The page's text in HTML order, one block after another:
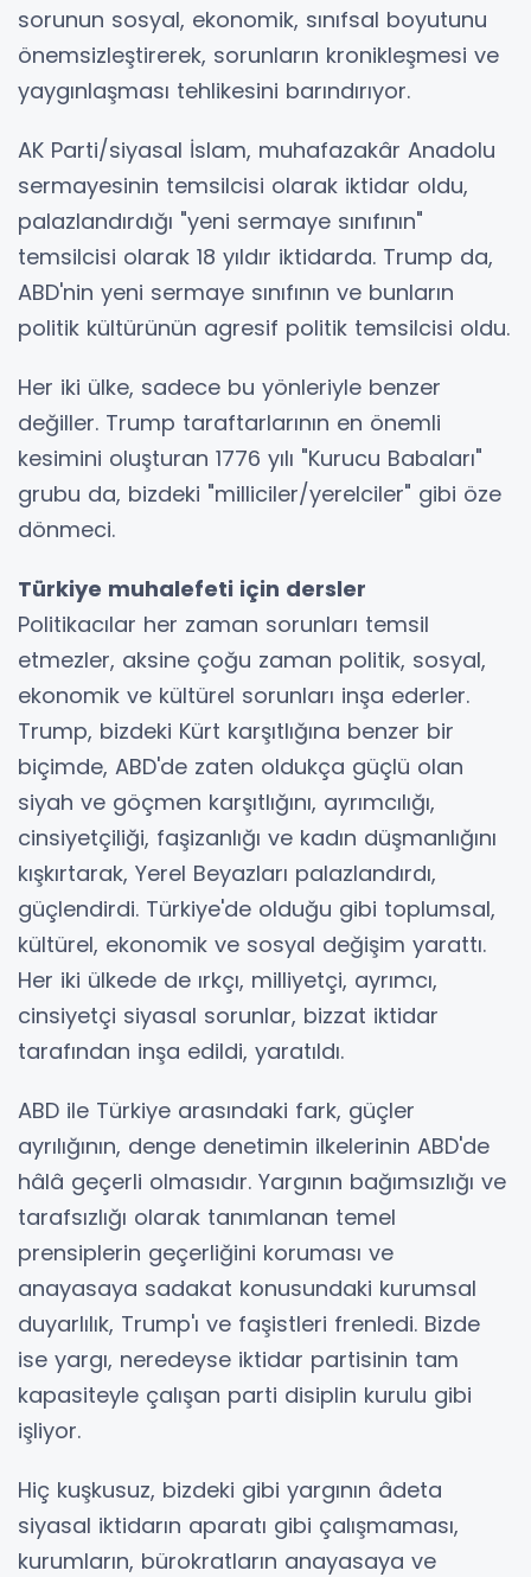
sorunun sosyal, ekonomik, sınıfsal boyutunu
önemsizleştirerek, sorunların kronikleşmesi ve
yaygınlaşması tehlikesini barındırıyor.
AK Parti/siyasal İslam, muhafazakâr Anadolu
sermayesinin temsilcisi olarak iktidar oldu,
palazlandırdığı "yeni sermaye sınıfının"
temsilcisi olarak 18 yıldır iktidarda. Trump da,
ABD'nin yeni sermaye sınıfının ve bunların
politik kültürünün agresif politik temsilcisi oldu.
Her iki ülke, sadece bu yönleriyle benzer
değiller. Trump taraftarlarının en önemli
kesimini oluşturan 1776 yılı "Kurucu Babaları"
grubu da, bizdeki "milliciler/yerelciler" gibi öze
dönmeci.
Türkiye muhalefeti için dersler
Politikacılar her zaman sorunları temsil
etmezler, aksine çoğu zaman politik, sosyal,
ekonomik ve kültürel sorunları inşa ederler.
Trump, bizdeki Kürt karşıtlığına benzer bir
biçimde, ABD'de zaten oldukça güçlü olan
siyah ve göçmen karşıtlığını, ayrımcılığı,
cinsiyetçiliği, faşizanlığı ve kadın düşmanlığını
kışkırtarak, Yerel Beyazları palazlandırdı,
güçlendirdi. Türkiye'de olduğu gibi toplumsal,
kültürel, ekonomik ve sosyal değişim yarattı.
Her iki ülkede de ırkçı, milliyetçi, ayrımcı,
cinsiyetçi siyasal sorunlar, bizzat iktidar
tarafından inşa edildi, yaratıldı.
ABD ile Türkiye arasındaki fark, güçler
ayrılığının, denge denetimin ilkelerinin ABD'de
hâlâ geçerli olmasıdır. Yargının bağımsızlığı ve
tarafsızlığı olarak tanımlanan temel
prensiplerin geçerliğini koruması ve
anayasaya sadakat konusundaki kurumsal
duyarlılık, Trump'ı ve faşistleri frenledi. Bizde
ise yargı, neredeyse iktidar partisinin tam
kapasiteyle çalışan parti disiplin kurulu gibi
işliyor.
Hiç kuşkusuz, bizdeki gibi yargının âdeta
siyasal iktidarın aparatı gibi çalışmaması,
kurumların, bürokratların anayasaya ve